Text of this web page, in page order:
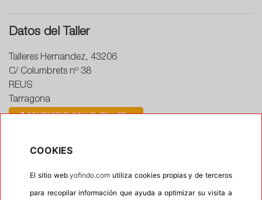
Datos del Taller
Talleres Hernandez, 43206
C/ Columbrets nº 38
REUS
Tarragona
Horario de Cierre: 23:59
COOKIES
El sitio webyofindo.com utiliza cookies propias y de terceros
para recopilar información que ayuda a optimizar su visita a